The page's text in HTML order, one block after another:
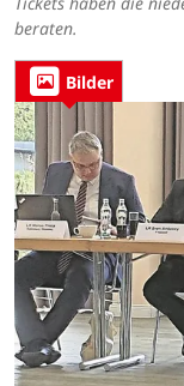
beraten.
Bilder